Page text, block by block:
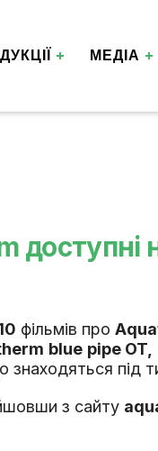
МЕДІА
фільмів про
blue pipe OT,
знаходяться під
з сайту